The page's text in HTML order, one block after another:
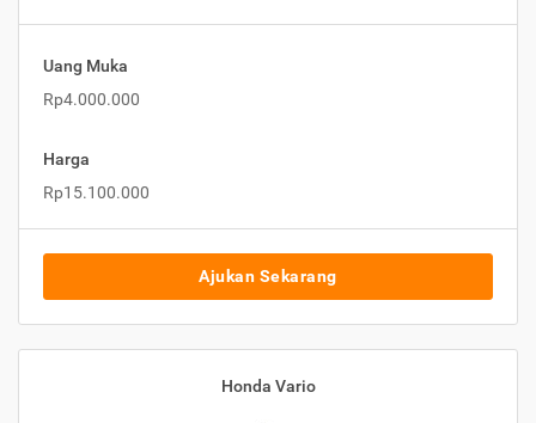
Uang Muka
Rp4.000.000
Harga
Rp15.100.000
Ajukan Sekarang
Honda Vario